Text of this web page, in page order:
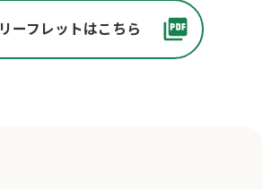
リーフレットはこちら